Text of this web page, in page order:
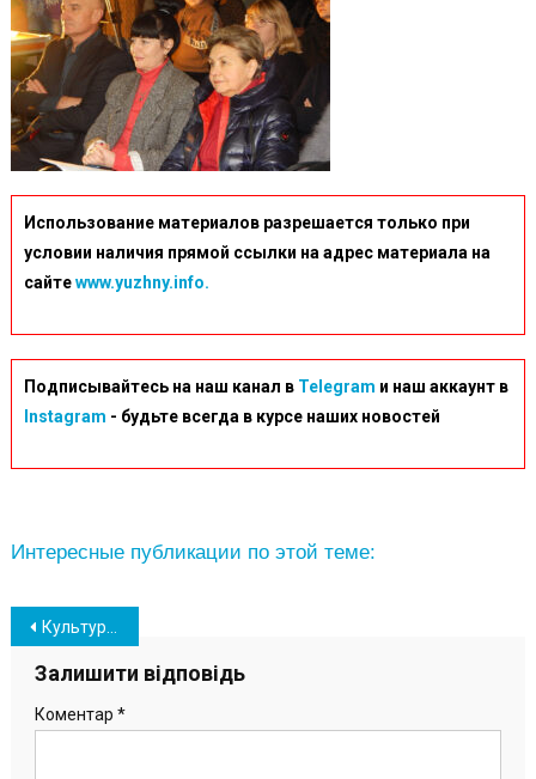
Использование материалов разрешается только при
условии наличия прямой ссылки на адрес материала на
сайтеwww.yuzhny.info.
Подписывайтесь на наш канал в Telegram и наш аккаунт в
Instagram - будьте всегда в курсе наших новостей
Интересные публикации по этой теме:
Навігація
записів
Культурний фронт: в Южному відбулось закриття фестивалю «Натхненні часом»
Залишити відповідь
Коментар *